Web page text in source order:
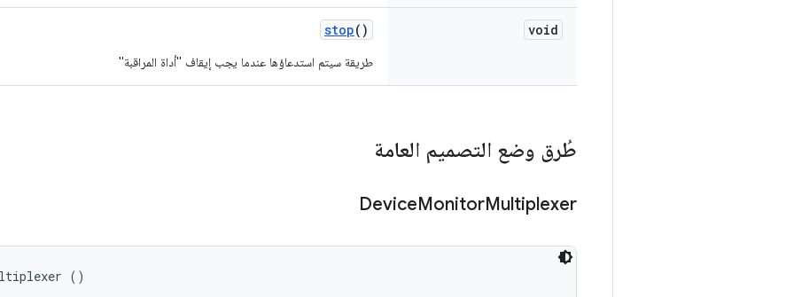
void
stop()
طريقة سيتم استدعاؤها عندما يجب إيقاف "أداة المراقبة"
طُرق وضع التصميم العامة
DeviceMonitorMultiplexer
()